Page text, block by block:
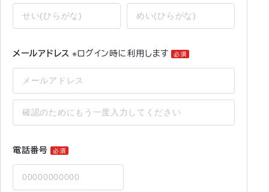
メールアドレス ※ログイン時に利用します 必須
電話番号 必須